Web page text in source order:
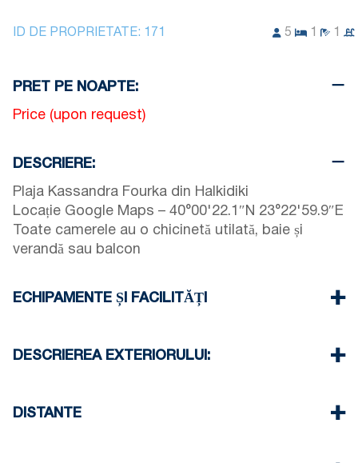
ID DE PROPRIETATE: 171 5
PRET PE NOAPTE:
Price (upon request)
DESCRIERE:
Plaja Kassandra Fourka din Halkidiki
Locație Google Maps – 40°00'22.1″N 23°22'59.9″E
Toate camerele au o chicinetă utilată, baie și
verandă sau balcon
ECHIPAMENTE ȘI FACILITĂȚI
Aer condiționat
Fier și masă de călcat (la cerere)
DESCRIEREA EXTERIORULUI:
Locuri de parcare disponibile pentru oaspeții
DISTANTE